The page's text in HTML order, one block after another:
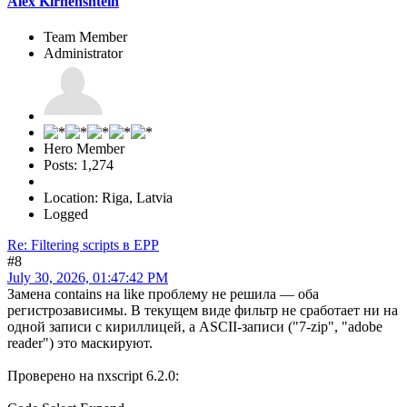
Team Member
Administrator
Hero Member
Posts: 1,274
Location: Riga, Latvia
Logged
Re: Filtering scripts в EPP
#8
July 30, 2026, 01:47:42 PM
Замена contains на like проблему не решила — оба
регистрозависимы. В текущем виде фильтр не сработает ни на
одной записи с кириллицей, а ASCII-записи ("7-zip", "adobe
reader") это маскируют.
Проверено на nxscript 6.2.0: